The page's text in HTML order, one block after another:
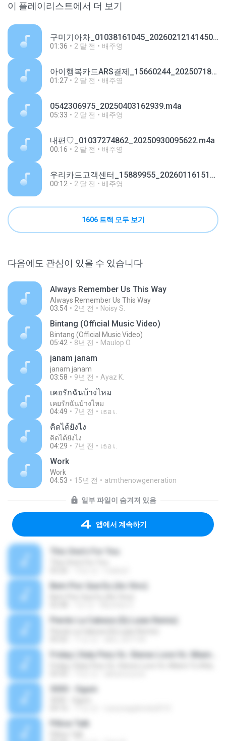
이 플레이리스트에서 더 보기
구미기아차_01038161045_20260212141450.m4a
01:36 2 달 전 배주영
아이행복카드ARS결제_15660244_20250718142157.m4a
01:27 2 달 전 배주영
0542306975_20250403162939.m4a
05:33 2 달 전 배주영
내편♡_01037274862_20250930095622.m4a
00:16 2 달 전 배주영
우리카드고객센터_15889955_20260116151727.m4a
00:12 2 달 전 배주영
1606 트랙 모두 보기
다음에도 관심이 있을 수 있습니다
Always Remember Us This Way
Always Remember Us This Way
03:54
2년 전 Noisy S.
Bintang (Official Music Video)
Bintang (Official Music Video)
05:42
8년 전 Maulop O.
janam janam
janam janam
03:58
9년 전 Ayaz K.
เคยรักฉันบ้างไหม
เคยรักฉันบ้างไหม
04:49
7년 전 เธอ เ.
คิดได้ยังไง
คิดได้ยังไง
04:29
7년 전 เธอ เ.
Work
Work
04:53
15년 전 atmthenowgeneration
일부 파일이 숨겨져 있음
앱에서 계속하기
This One's For You
Bem Pior Que Eu (Ao Vivo)
Pierdo La Cabeza (Dj Luian Remix)
3030 - Ogum
Pillow Talk